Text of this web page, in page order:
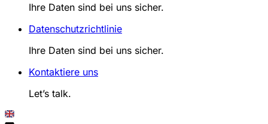
Ihre Daten sind bei uns sicher.
Datenschutzrichtlinie
Ihre Daten sind bei uns sicher.
Kontaktiere uns
Let’s talk.